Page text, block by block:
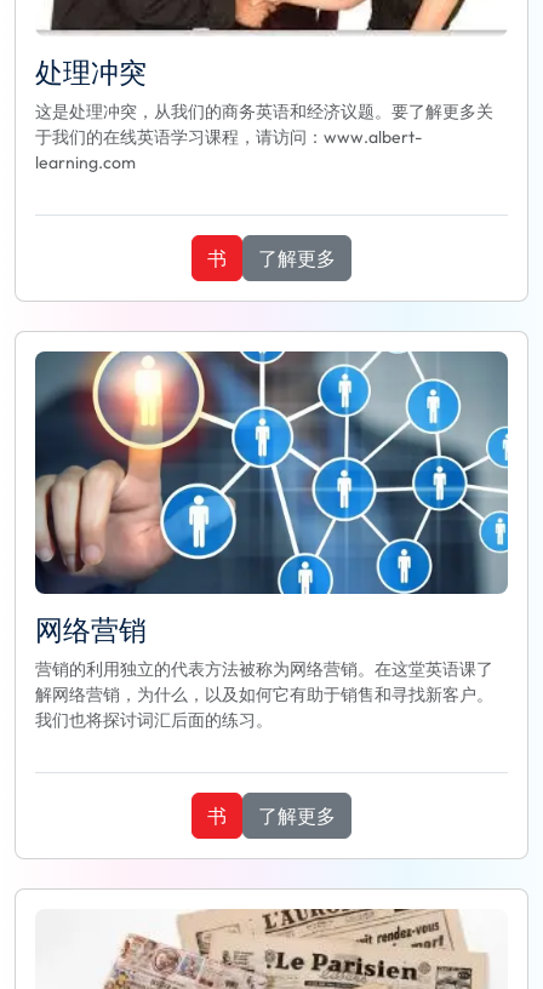
处理冲突
这是处理冲突，从我们的商务英语和经济议题。要了解更多关
于我们的在线英语学习课程，请访问：www.albert-
learning.com
书 了解更多
网络营销
营销的利用独立的代表方法被称为网络营销。在这堂英语课了
解网络营销，为什么，以及如何它有助于销售和寻找新客户。
我们也将探讨词汇后面的练习。
书 了解更多